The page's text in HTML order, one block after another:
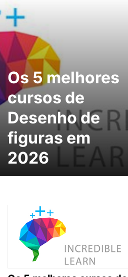
Os 5 melhores
cursos de
Desenho de
figuras em
2026